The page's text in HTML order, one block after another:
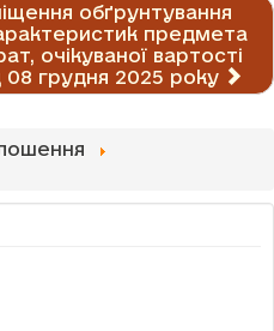
обґрунтування
предмета
очікуваної вартості
08 грудня 2025 року